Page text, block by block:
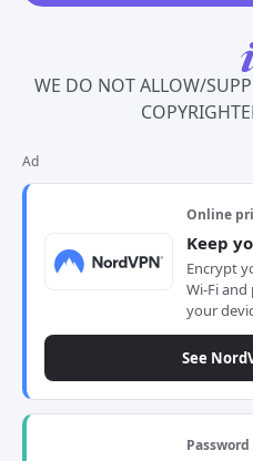
WE DO NOT ALLOW/
Ad
Online
Keep
Encrypt
Wi-Fi
your
See